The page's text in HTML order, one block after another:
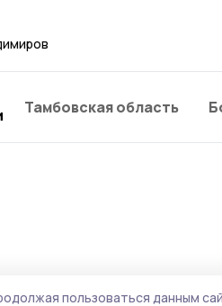
Тамбовская область
пользоваться данным